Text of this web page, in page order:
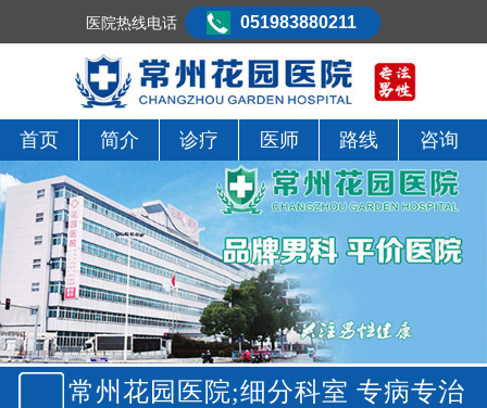
首页 简介 诊疗 医师 路线 咨询
常州花园医院;细分科室 专病专治
医院热线电话 051983880211